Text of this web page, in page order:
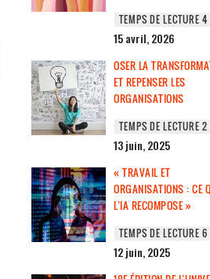
15 avril, 2026
OSER LA
ET REPENSER LES
ORGANISATIONS
13 juin, 2025
« TRAVAIL ET
ORGANISATIONS : CE
L’IA RECOMPOSE »
12 juin, 2025